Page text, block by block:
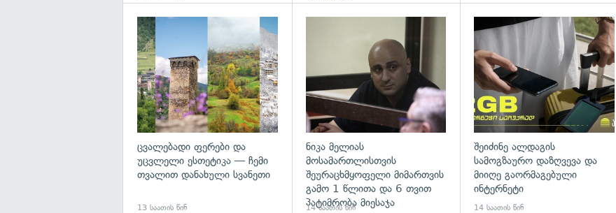
ცვალებადი ფერები და
უცვლელი ესთეტიკა — ჩემი
თვალით დანახული სვანეთი
13 საათის წინ
გადახედვა
ნიკა მელიას
მოსამართლისთვის
შეურაცხმყოფელი მიმართვის
გამო 1 წლითა და 6 თვით
პატიმრობა მიესაჯა
14 საათის წინ
შეიძინე ალდაგის
სამოგზაურო დაზღვევა და
მიიღე გაორმაგებული
ინტერნეტი
14 საათის წინ